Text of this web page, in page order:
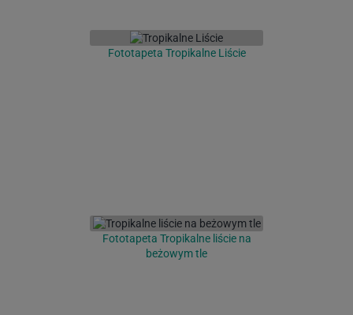
Fototapeta Tropikalne Liście
Fototapeta Tropikalne liście na
beżowym tle